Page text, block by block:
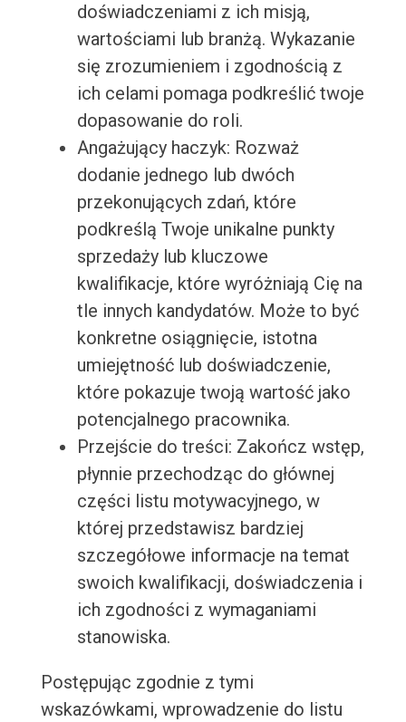
doświadczeniami z ich misją,
wartościami lub branżą. Wykazanie
się zrozumieniem i zgodnością z
ich celami pomaga podkreślić twoje
dopasowanie do roli.
Angażujący haczyk: Rozważ
dodanie jednego lub dwóch
przekonujących zdań, które
podkreślą Twoje unikalne punkty
sprzedaży lub kluczowe
kwalifikacje, które wyróżniają Cię na
tle innych kandydatów. Może to być
konkretne osiągnięcie, istotna
umiejętność lub doświadczenie,
które pokazuje twoją wartość jako
potencjalnego pracownika.
Przejście do treści: Zakończ wstęp,
płynnie przechodząc do głównej
części listu motywacyjnego, w
której przedstawisz bardziej
szczegółowe informacje na temat
swoich kwalifikacji, doświadczenia i
ich zgodności z wymaganiami
stanowiska.
Postępując zgodnie z tymi
wskazówkami, wprowadzenie do listu